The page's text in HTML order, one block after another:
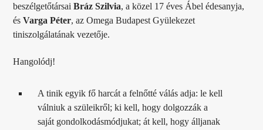
beszélgetőtársaiBráz Szilvia, a közel 17 éves Ábel édesanyja,
ésVarga Péter, az Omega Budapest Gyülekezet
tiniszolgálatának vezetője.
Hangolódj!
A tinik egyik fő harcát a felnőtté válás adja: le kell
válniuk a szüleikről; ki kell, hogy dolgozzák a
saját gondolkodásmódjukat; át kell, hogy álljanak